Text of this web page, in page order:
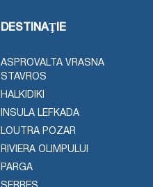
DESTINAŢIE
ASPROVALTA VRASNA
STAVROS
HALKIDIKI
INSULA LEFKADA
LOUTRA POZAR
RIVIERA OLIMPULUI
PARGA